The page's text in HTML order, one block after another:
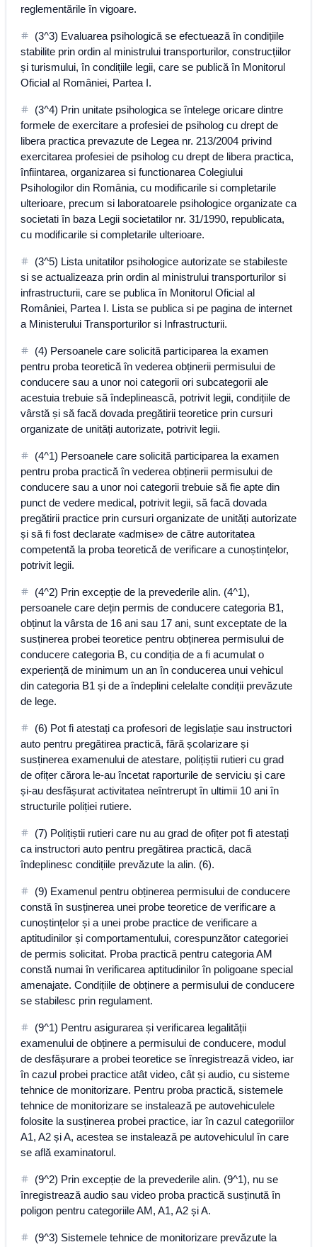
reglementările în vigoare.
(3^3) Evaluarea psihologică se efectuează în condițiile
stabilite prin ordin al ministrului transporturilor, construcțiilor
și turismului, în condițiile legii, care se publică în Monitorul
Oficial al României, Partea I.
(3^4) Prin unitate psihologica se întelege oricare dintre
formele de exercitare a profesiei de psiholog cu drept de
libera practica prevazute de Legea nr. 213/2004 privind
exercitarea profesiei de psiholog cu drept de libera practica,
înfiintarea, organizarea si functionarea Colegiului
Psihologilor din România, cu modificarile si completarile
ulterioare, precum si laboratoarele psihologice organizate ca
societati în baza Legii societatilor nr. 31/1990, republicata,
cu modificarile si completarile ulterioare.
(3^5) Lista unitatilor psihologice autorizate se stabileste
si se actualizeaza prin ordin al ministrului transporturilor si
infrastructurii, care se publica în Monitorul Oficial al
României, Partea I. Lista se publica si pe pagina de internet
a Ministerului Transporturilor si Infrastructurii.
(4) Persoanele care solicită participarea la examen
pentru proba teoretică în vederea obținerii permisului de
conducere sau a unor noi categorii ori subcategorii ale
acestuia trebuie să îndeplinească, potrivit legii, condițiile de
vârstă și să facă dovada pregătirii teoretice prin cursuri
organizate de unități autorizate, potrivit legii.
(4^1) Persoanele care solicită participarea la examen
pentru proba practică în vederea obținerii permisului de
conducere sau a unor noi categorii trebuie să fie apte din
punct de vedere medical, potrivit legii, să facă dovada
pregătirii practice prin cursuri organizate de unități autorizate
și să fi fost declarate «admise» de către autoritatea
competentă la proba teoretică de verificare a cunoștințelor,
potrivit legii.
(4^2) Prin excepție de la prevederile alin. (4^1),
persoanele care dețin permis de conducere categoria B1,
obținut la vârsta de 16 ani sau 17 ani, sunt exceptate de la
susținerea probei teoretice pentru obținerea permisului de
conducere categoria B, cu condiția de a fi acumulat o
experiență de minimum un an în conducerea unui vehicul
din categoria B1 și de a îndeplini celelalte condiții prevăzute
de lege.
(6) Pot fi atestați ca profesori de legislație sau instructori
auto pentru pregătirea practică, fără școlarizare și
susținerea examenului de atestare, polițiștii rutieri cu grad
de ofițer cărora le-au încetat raporturile de serviciu și care
și-au desfășurat activitatea neîntrerupt în ultimii 10 ani în
structurile poliției rutiere.
(7) Polițiștii rutieri care nu au grad de ofițer pot fi atestați
ca instructori auto pentru pregătirea practică, dacă
îndeplinesc condițiile prevăzute la alin. (6).
(9) Examenul pentru obținerea permisului de conducere
constă în susținerea unei probe teoretice de verificare a
cunoștințelor și a unei probe practice de verificare a
aptitudinilor și comportamentului, corespunzător categoriei
de permis solicitat. Proba practică pentru categoria AM
constă numai în verificarea aptitudinilor în poligoane special
amenajate. Condițiile de obținere a permisului de conducere
se stabilesc prin regulament.
(9^1) Pentru asigurarea și verificarea legalității
examenului de obținere a permisului de conducere, modul
de desfășurare a probei teoretice se înregistrează video, iar
în cazul probei practice atât video, cât și audio, cu sisteme
tehnice de monitorizare. Pentru proba practică, sistemele
tehnice de monitorizare se instalează pe autovehiculele
folosite la susținerea probei practice, iar în cazul categoriilor
A1, A2 și A, acestea se instalează pe autovehiculul în care
se află examinatorul.
(9^2) Prin excepție de la prevederile alin. (9^1), nu se
înregistrează audio sau video proba practică susținută în
poligon pentru categoriile AM, A1, A2 și A.
(9^3) Sistemele tehnice de monitorizare prevăzute la